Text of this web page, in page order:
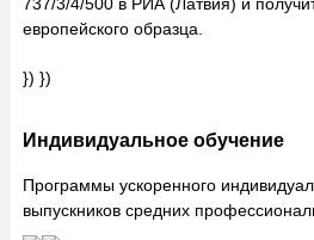
737/3/4/500 в РИА (Латвия) и
европейского образца.
}) })
Индивидуальное обучение
Программы ускоренного
выпускников средних